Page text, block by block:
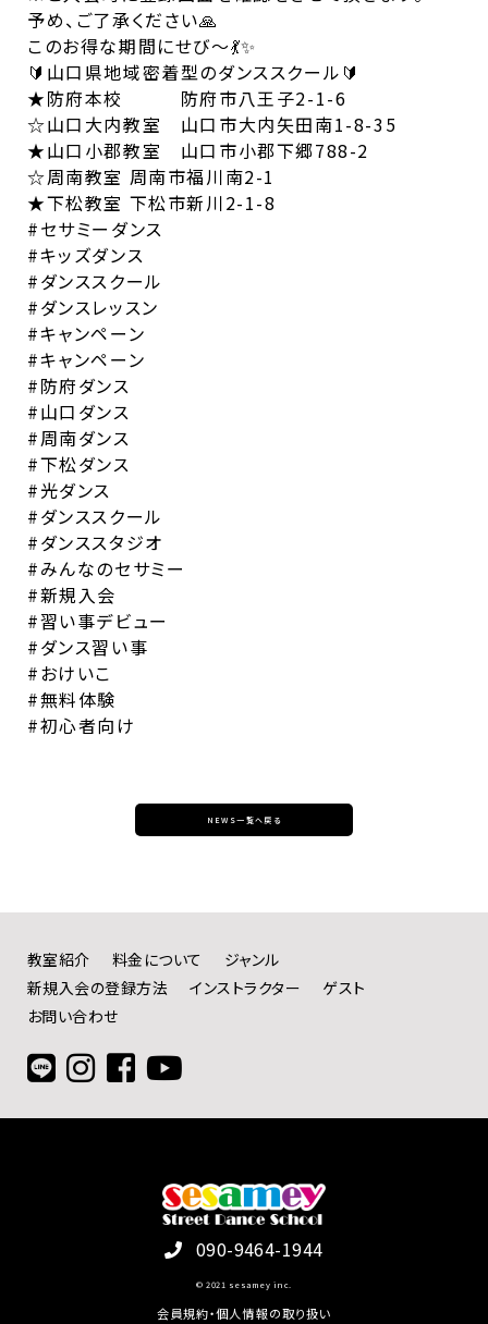
予め、ご了承ください🙏
このお得な期間にせび〜💃✨
🔰山口県地域密着型のダンススクール🔰
★防府本校 防府市八王子2-1-6
☆山口大内教室 山口市大内矢田南1-8-35
★山口小郡教室 山口市小郡下郷788-2
☆周南教室 周南市福川南2-1
★下松教室 下松市新川2-1-8
#セサミーダンス
#キッズダンス
#ダンススクール
#ダンスレッスン
#キャンペーン
#キャンペーン
#防府ダンス
#山口ダンス
#周南ダンス
#下松ダンス
#光ダンス
#ダンススクール
#ダンススタジオ
#みんなのセサミー
#新規入会
#習い事デビュー
#ダンス習い事
#おけいこ
#無料体験
#初心者向け
NEWS一覧へ戻る
教室紹介 料金について
ジャンル
新規入会の登録方法
インストラクター
ゲスト
お問い合わせ
090-9464-1944
© 2021 sesamey inc.
会員規約・個人情報の取り扱い